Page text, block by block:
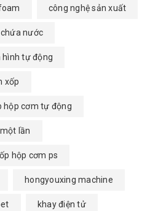
công nghệ sản xuất
nước
hình tự động
xốp
hộp cơm tự động
lần
hộp cơm ps
hongyouxing machine
khay điện tử